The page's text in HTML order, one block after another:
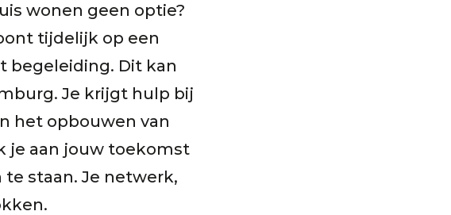
wonen geen optie?
tijdelijk op een
begeleiding. Dit kan
Je krijgt hulp bij
het opbouwen van
je aan jouw toekomst
staan. Je netwerk,